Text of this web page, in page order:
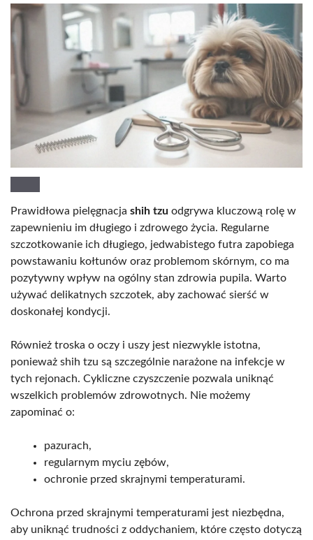
Prawidłowa pielęgnacja shih tzu odgrywa kluczową rolę w
zapewnieniu im długiego i zdrowego życia. Regularne
szczotkowanie ich długiego, jedwabistego futra zapobiega
powstawaniu kołtunów oraz problemom skórnym, co ma
pozytywny wpływ na ogólny stan zdrowia pupila. Warto
używać delikatnych szczotek, aby zachować sierść w
doskonałej kondycji.
Również troska o oczy i uszy jest niezwykle istotna,
ponieważ shih tzu są szczególnie narażone na infekcje w
tych rejonach. Cykliczne czyszczenie pozwala uniknąć
wszelkich problemów zdrowotnych. Nie możemy
zapominać o:
pazurach,
regularnym myciu zębów,
ochronie przed skrajnymi temperaturami.
Ochrona przed skrajnymi temperaturami jest niezbędna,
aby uniknąć trudności z oddychaniem, które często dotyczą